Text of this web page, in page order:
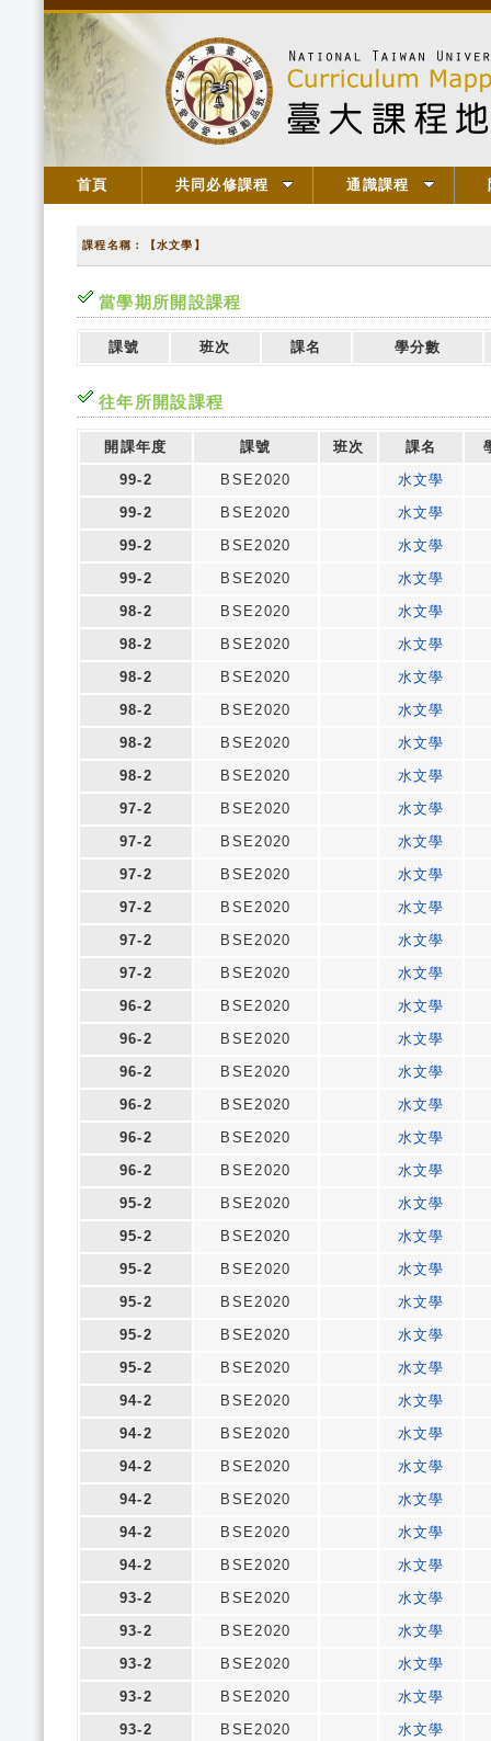
首頁 共同必修課程 通識課程
課程名稱：【水文學】
當學期所開設課程
課號 班次 課名 學分數
往年所開設課程
開課年度 課號 班次 課名
99-2
BSE2020
水文學
99-2
BSE2020
水文學
99-2
BSE2020
水文學
99-2
BSE2020
水文學
98-2
BSE2020
水文學
98-2
BSE2020
水文學
98-2
BSE2020
水文學
98-2
BSE2020
水文學
98-2
BSE2020
水文學
98-2
BSE2020
水文學
97-2
BSE2020
水文學
97-2
BSE2020
水文學
97-2
BSE2020
水文學
97-2
BSE2020
水文學
97-2
BSE2020
水文學
97-2
BSE2020
水文學
96-2
BSE2020
水文學
96-2
BSE2020
水文學
96-2
BSE2020
水文學
96-2
BSE2020
水文學
96-2
BSE2020
水文學
96-2
BSE2020
水文學
95-2
BSE2020
水文學
95-2
BSE2020
水文學
95-2
BSE2020
水文學
95-2
BSE2020
水文學
95-2
BSE2020
水文學
95-2
BSE2020
水文學
94-2
BSE2020
水文學
94-2
BSE2020
水文學
94-2
BSE2020
水文學
94-2
BSE2020
水文學
94-2
BSE2020
水文學
94-2
BSE2020
水文學
93-2
BSE2020
水文學
93-2
BSE2020
水文學
93-2
BSE2020
水文學
93-2
BSE2020
水文學
93-2
BSE2020
水文學